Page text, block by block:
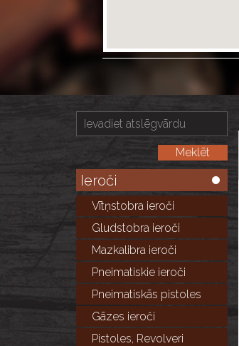
Ieroči
Vītņstobra ieroči
Gludstobra ieroči
Mazkalibra ieroči
Pneimatiskie ieroči
Pneimatiskās pistoles
Gāzes ieroči
Pistoles, Revolveri